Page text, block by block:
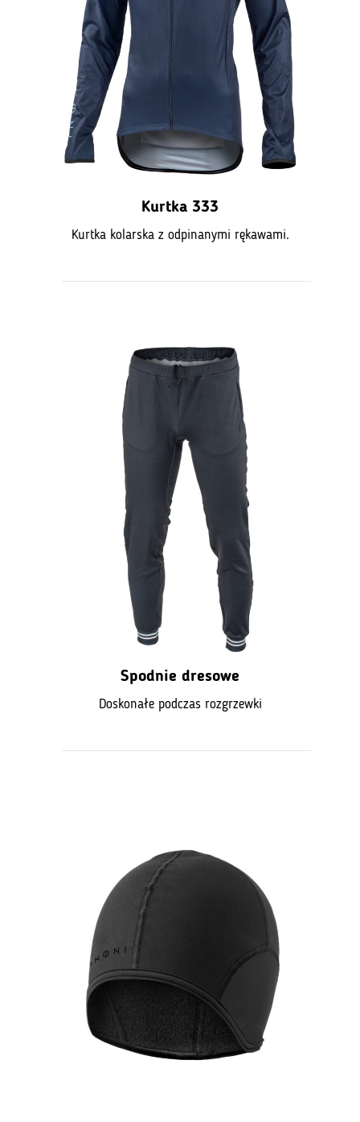
Kurtka 333
Kurtka kolarska z odpinanymi rękawami.
Spodnie dresowe
Doskonałe podczas rozgrzewki